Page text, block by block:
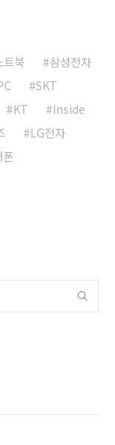
트북
삼성전자
SKT
KT
Inside
LG전자
폰